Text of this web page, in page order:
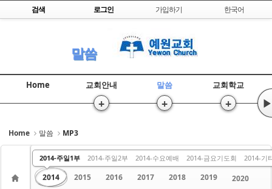
Skip to content
검색 로그인 가입하기 한국어
말씀
Home 교회안내
+
말씀
+
교회학교
+ ▶
Home 말씀 MP3
수요 말씀 주일 1부 주일 2부 금요 말씀
2013
2014
2014-주일1부 2014-주일2부 2014-수요예배 2014-금요기도회 2014-기
2015 2016 2017 2018 2019
2020
Sketchbook5, 스케치북5
Sketchbook5, 스케치북5